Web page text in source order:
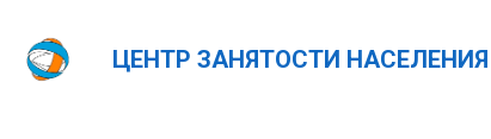
ЦЕНТР ЗАНЯТОСТИ